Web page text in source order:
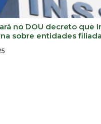
no DOU decreto que
sobre entidades